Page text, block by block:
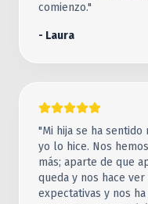
comienzo."
- Laura
"Mi hija se ha sentido
yo lo hice. Nos
más; aparte de que
queda y nos hace
expectativas y nos